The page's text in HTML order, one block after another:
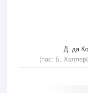
Д. да
(пас: Б.